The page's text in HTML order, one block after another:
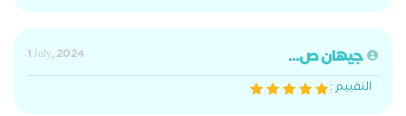
جيهان ص...
1 July, 2024
التقييم :